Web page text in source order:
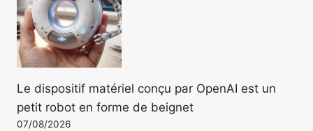
Le dispositif matériel conçu par OpenAI est un
petit robot en forme de beignet
07/08/2026